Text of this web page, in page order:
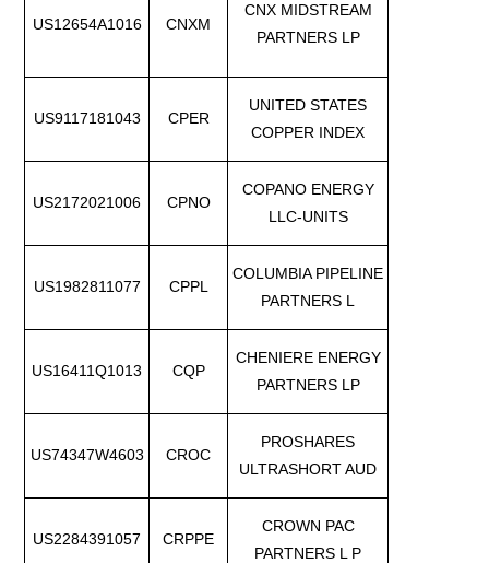
US12654A1016 CNXM
CNX MIDSTREAM
PARTNERS LP
US9117181043 CPER
UNITED STATES
COPPER INDEX
US2172021006 CPNO
COPANO ENERGY
LLC-UNITS
US1982811077 CPPL
COLUMBIA PIPELINE
PARTNERS L
US16411Q1013 CQP
CHENIERE ENERGY
PARTNERS LP
US74347W4603 CROC
PROSHARES
ULTRASHORT AUD
US2284391057 CRPPE
CROWN PAC
PARTNERS L P